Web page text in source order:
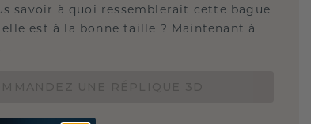
savoir à quoi ressemblerait cette bague
est à la bonne taille ? Maintenant à